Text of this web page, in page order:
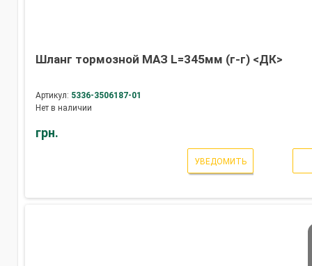
Шланг тормозной МАЗ L=345мм (г-г) <ДК>
Артикул: 5336-3506187-01
Нет в наличии
грн.
УВЕДОМИТЬ